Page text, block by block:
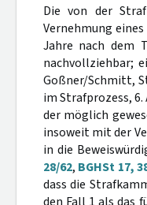
Die von der
Vernehmung
Jahre nach dem
nachvollziehbar;
Goßner/Schmitt,
im Strafprozess,
der möglich
insoweit mit der
in die
28/62, BGHSt 17,
dass die